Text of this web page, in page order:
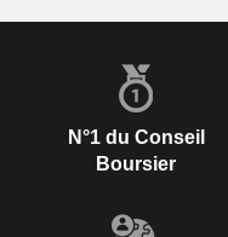
N°1 du Conseil
Boursier